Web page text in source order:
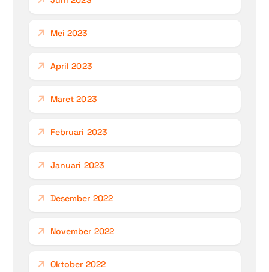
Mei 2023
April 2023
Maret 2023
Februari 2023
Januari 2023
Desember 2022
November 2022
Oktober 2022